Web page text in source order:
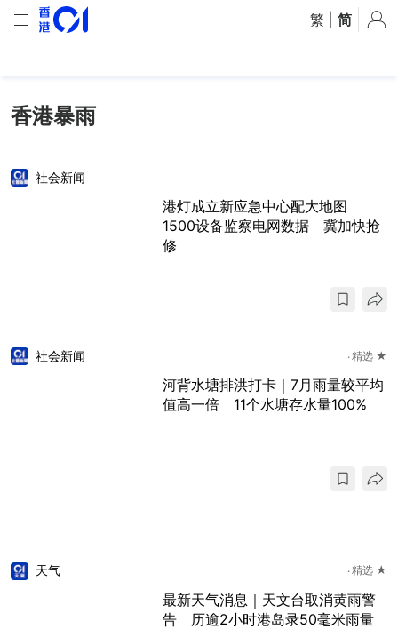
繁 简
香港暴雨
社会新闻
港灯成立新应急中心配大地图
1500设备监察电网数据 冀加快抢
修
社会新闻 精选 ★
河背水塘排洪打卡｜7月雨量较平均
值高一倍 11个水塘存水量100%
天气 精选 ★
最新天气消息｜天文台取消黄雨警
告 历逾2小时港岛录50毫米雨量